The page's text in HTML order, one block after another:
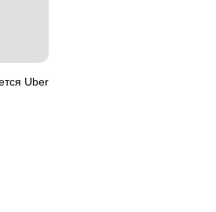
Uber